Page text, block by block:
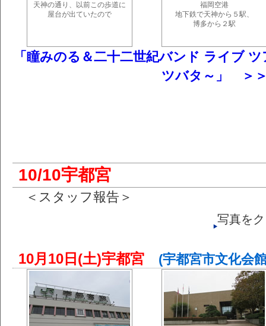
天神の通り、以前この歩道に
屋台が出ていたので
福岡空港
地下鉄で天神から５駅、
博多から２駅
「瞳みのる＆二十二世紀バンド ライブ
ツバタ～」 ＞
10/10宇都宮
＜スタッフ報告＞
写真を
10月10日(土)宇都宮 (宇都宮市文化会